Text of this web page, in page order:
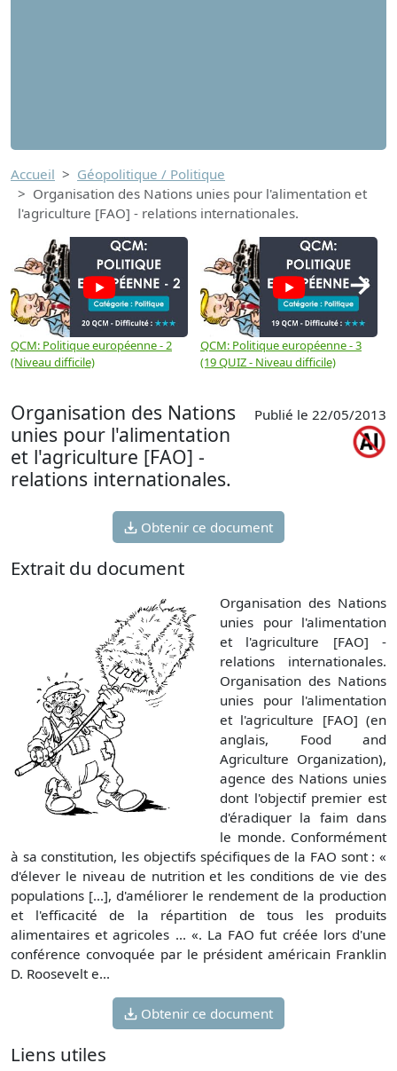
Accueil
Géopolitique / Politique
Organisation des Nations unies pour l'alimentation et
l'agriculture [FAO] - relations internationales.
QCM: Politique européenne - 2
(Niveau difficile)
QCM: Politique européenne - 3
(19 QUIZ - Niveau difficile)
→
Organisation des Nations
unies pour l'alimentation
et l'agriculture [FAO] -
relations internationales.
Publié le 22/05/2013
Obtenir ce document
Extrait du document
Organisation des Nations
unies pour l'alimentation
et l'agriculture [FAO] -
relations internationales.
Organisation des Nations
unies pour l'alimentation
et l'agriculture [FAO] (en
anglais, Food and
Agriculture Organization),
agence des Nations unies
dont l'objectif premier est
d'éradiquer la faim dans
le monde. Conformément
à sa constitution, les objectifs spécifiques de la FAO sont : «
d'élever le niveau de nutrition et les conditions de vie des
populations [...], d'améliorer le rendement de la production
et l'efficacité de la répartition de tous les produits
alimentaires et agricoles ... «. La FAO fut créée lors d'une
conférence convoquée par le président américain Franklin
D. Roosevelt e...
Obtenir ce document
Liens utiles